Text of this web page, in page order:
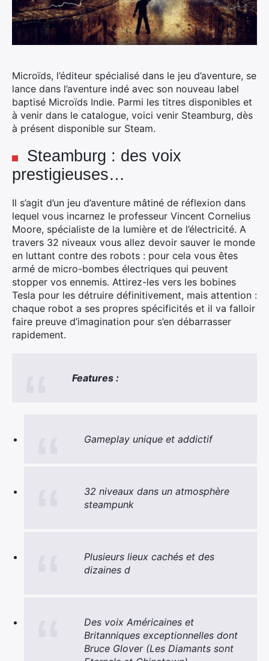
Microïds, l’éditeur spécialisé dans le jeu d’aventure, se
lance dans l’aventure indé avec son nouveau label
baptisé Microïds Indie. Parmi les titres disponibles et
à venir dans le catalogue, voici venir Steamburg, dès
à présent disponible sur Steam.
Steamburg : des voix
prestigieuses…
Il s’agit d’un jeu d’aventure mâtiné de réflexion dans
lequel vous incarnez le professeur Vincent Cornelius
Moore, spécialiste de la lumière et de l’électricité. A
travers 32 niveaux vous allez devoir sauver le monde
en luttant contre des robots : pour cela vous êtes
armé de micro-bombes électriques qui peuvent
stopper vos ennemis. Attirez-les vers les bobines
Tesla pour les détruire définitivement, mais attention :
chaque robot a ses propres spécificités et il va falloir
faire preuve d’imagination pour s’en débarrasser
rapidement.
Features :
Gameplay unique et addictif
32 niveaux dans un atmosphère
steampunk
Plusieurs lieux cachés et des
dizaines d
Des voix Américaines et
Britanniques exceptionnelles dont
Bruce Glover (Les Diamants sont